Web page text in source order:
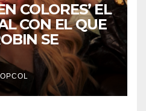
COLORES’ EL
CON EL QUE
SE